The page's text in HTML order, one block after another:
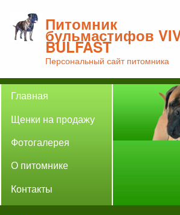
Питомник
бульмастифов
BULFAST
Персональный сайт питомника
Главная
Щенки на продажу
Фотогалерея
О питомнике
Контакты